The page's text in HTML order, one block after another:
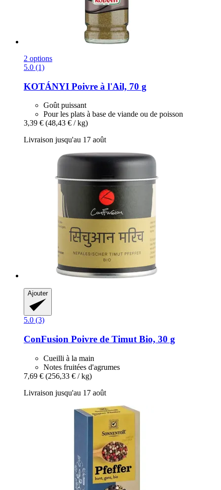
2 options
5.0 (1)
KOTÁNYI Poivre à l'Ail, 70 g
Goût puissant
Pour les plats à base de viande ou de poisson
3,39 € (48,43 € / kg)
Livraison jusqu'au 17 août
Ajouter
5.0 (3)
ConFusion Poivre de Timut Bio, 30 g
Cueilli à la main
Notes fruitées d'agrumes
7,69 € (256,33 € / kg)
Livraison jusqu'au 17 août